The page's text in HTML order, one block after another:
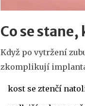
Co se
Když po vytržení
zkomplikují
kost se ztenčí